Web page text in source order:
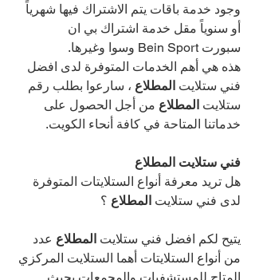
وجود خدمة باقات يتم الاشتراك فيها شهرياً
أو سنوياً مقل خدمة اشتراك بي ان
سبورت Bein Sport وسوا وغيرها.
هذه هي أهم الخدمات المتوفرة لدى افضل
فني ستلايت المطلاع ، سارعوا بطلب رقم
ستلايت المطلاع من أجل الحصول على
خدماتنا المتاحة في كافة أنحاء الكويت.
فني ستلايت المطلاع
هل تريد معرفة أنواع الستلايتات المتوفرة
لدى فني ستلايت المطلاع ؟
يتيح لكم افضل فني ستلايت المطلاع عدد
من أنواع الستلايتات أهما الستلايت المركزي